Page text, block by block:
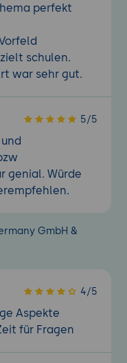
perfekt
schulen.
war sehr gut.
5/5
genial. Würde
GmbH &
4/5
Aspekte
für Fragen